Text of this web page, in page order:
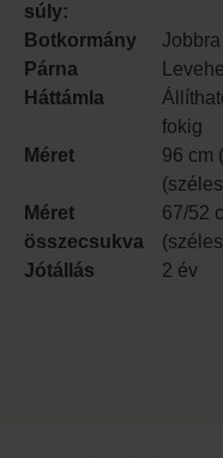
súly:
Botkormány
Párna
Háttámla
fokig
Méret
96 cm
Méret
összecsukva
67/52
Jótállás
2 év